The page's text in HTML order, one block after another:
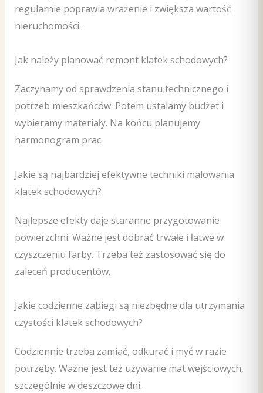
regularnie poprawia wrażenie i zwiększa wartość
nieruchomości.
Jak należy planować remont klatek schodowych?
Zaczynamy od sprawdzenia stanu technicznego i
potrzeb mieszkańców. Potem ustalamy budżet i
wybieramy materiały. Na końcu planujemy
harmonogram prac.
Jakie są najbardziej efektywne techniki malowania
klatek schodowych?
Najlepsze efekty daje staranne przygotowanie
powierzchni. Ważne jest dobrać trwałe i łatwe w
czyszczeniu farby. Trzeba też zastosować się do
zaleceń producentów.
Jakie codzienne zabiegi są niezbędne dla utrzymania
czystości klatek schodowych?
Codziennie trzeba zamiać, odkurać i myć w razie
potrzeby. Ważne jest też używanie mat wejściowych,
szczególnie w deszczowe dni.